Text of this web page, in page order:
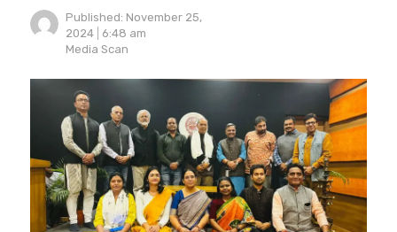
Published: November 25,
2024
6:48 am
Author
Media Scan